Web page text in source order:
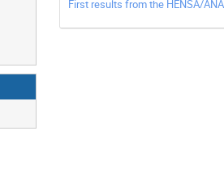
First results from the HENSA/